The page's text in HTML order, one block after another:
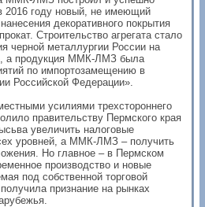
2016 году новый, не имеющий
декоративного покрытия
Строительство агрегата стало
черной металлургии России на
а продукция ММК-ЛМЗ была
по импортозамещению в
Российской Федерации».
усилиями трехстороннего
правительству Пермского края
увеличить налоговые
уровней, а ММК-ЛМЗ – получить
Но главное – в Пермском
производство и новые
под собственной торговой
признание на рынках